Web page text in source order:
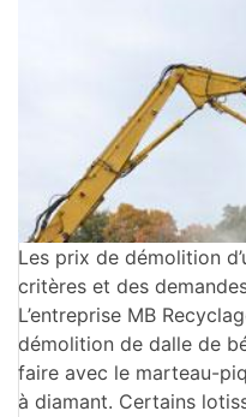
Les prix de démolition
critères et des
L’entreprise MB
démolition de dalle de
faire avec le marteau-
à diamant. Certains